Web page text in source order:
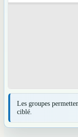
Les groupes
ciblé.